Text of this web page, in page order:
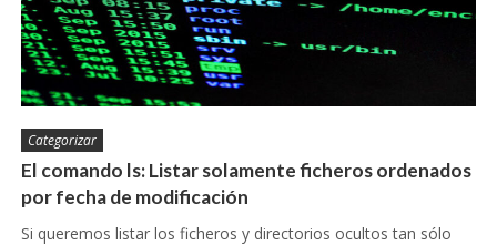
Categorizar
El comando ls: Listar solamente ficheros ordenados
por fecha de modificación
Si queremos listar los ficheros y directorios ocultos tan sólo